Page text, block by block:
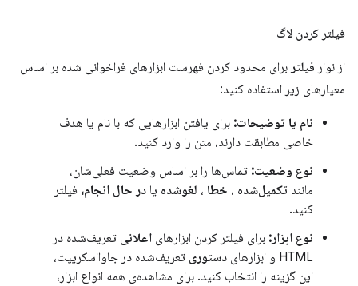
فیلتر کردن لاگ
از نوار فیلتر برای محدود کردن فهرست ابزارهای فراخوانی شده بر اساس
معیارهای زیر استفاده کنید:
نام یا توضیحات: برای یافتن ابزارهایی که با نام یا هدف
خاصی مطابقت دارند، متن را وارد کنید.
نوع وضعیت: تماس‌ها را بر اساس وضعیت فعلی‌شان،
مانند تکمیل‌شده ، خطا ، لغوشده یا در حال انجام، فیلتر
کنید.
نوع ابزار: برای فیلتر کردن ابزارهای اعلانی تعریف‌شده در
HTML و ابزارهای
دستوری تعریف‌شده در جاوااسکریپت،
این گزینه را انتخاب کنید. برای مشاهده‌ی همه انواع ابزار،